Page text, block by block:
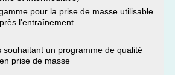
pour la prise de masse utilisable
l'entraînement
souhaitant un programme de qualité
prise de masse